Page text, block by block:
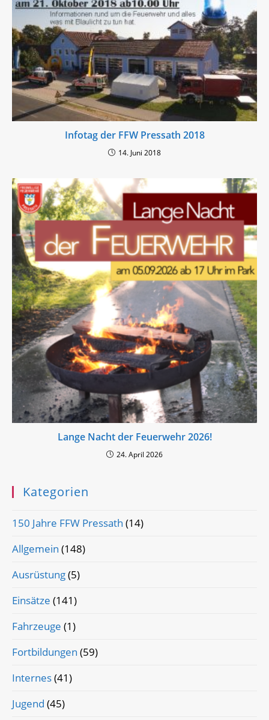
Infotag der FFW Pressath 2018
14. Juni 2018
Lange Nacht der Feuerwehr 2026!
24. April 2026
Kategorien
150 Jahre FFW Pressath (14)
Allgemein (148)
Ausrüstung(5)
Einsätze (141)
Fahrzeuge (1)
Fortbildungen (59)
Internes(41)
Jugend (45)